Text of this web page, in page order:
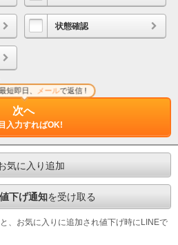
状態確認
次へ
入力すればOK!
短即日、 メール で返信 !
気に入り追加
値下げ通知を受け取る
、お気に入りに追加され値下げ時にLINEで